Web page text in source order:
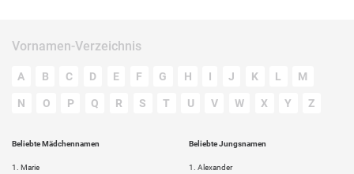
Vornamen-Verzeichnis
A B C D E F G H I J K L M
N O P Q R S T U V W X Y Z
Beliebte Mädchennamen
1. Marie
Beliebte Jungsnamen
1. Alexander